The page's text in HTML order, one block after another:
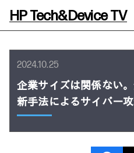
HP Tech&Device TV
全てのコンテンツ
AIの進化と活用事例
製品トレンド & レビュー
サイバーセキュリティ
事
AI
AI
ご相談
2024.10.25
企業サイズは関係ない
新手法によるサイバー攻